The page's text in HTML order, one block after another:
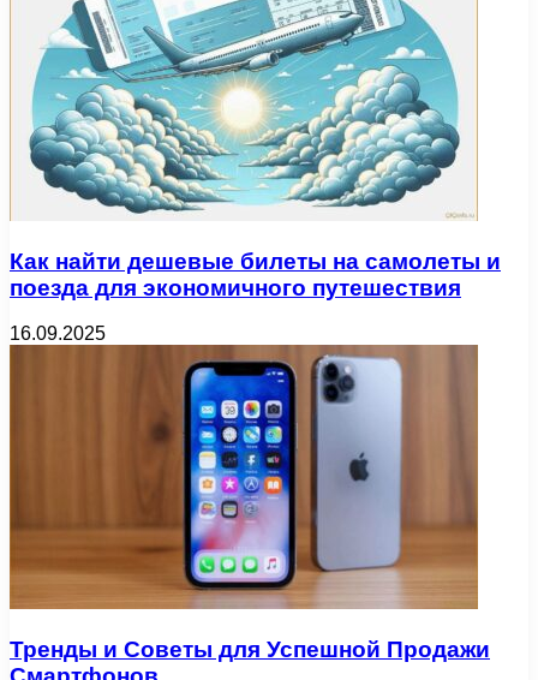
Как найти дешевые билеты на самолеты и
поезда для экономичного путешествия
16.09.2025
Тренды и Советы для Успешной Продажи